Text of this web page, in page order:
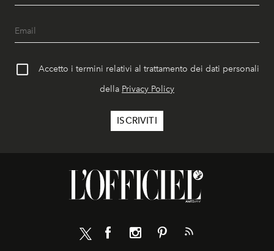
Accetto i termini relativi al trattamento dei dati personali
della Privacy Policy